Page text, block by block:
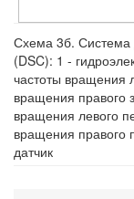
Схема 3б. Система
(DSC): 1 -
частоты вращения
вращения правого
вращения левого
вращения правого
датчик